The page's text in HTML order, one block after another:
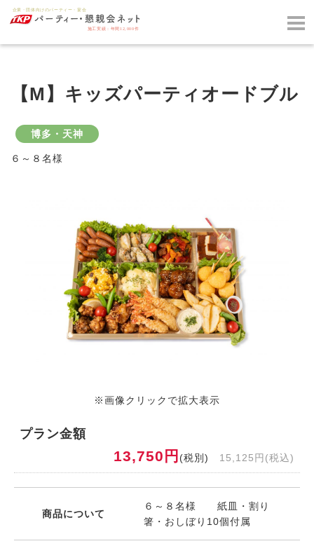
【M】キッズパーティオードブル
博多・天神
６～８名様
※画像クリックで拡大表示
プラン金額
13,750円 (税別) 15,125円(税込)
商品について
６～８名様 紙皿・割り
箸・おしぼり10個付属